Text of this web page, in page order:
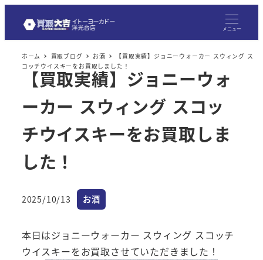
メニュー
ホーム 買取ブログ お酒
【買取実績】ジョニーウォーカー スウィング ス
コッチウイスキーをお買取しました！
【買取実績】ジョニーウォ
ーカー スウィング スコッ
チウイスキーをお買取しま
した！
投稿日
2025/10/13 カテゴリー
お酒
本日はジョニーウォーカー スウィング スコッチ
ウイスキーをお買取させていただきました！